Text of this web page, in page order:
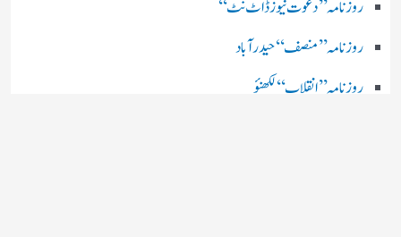
روز نامہ ’’ دعوت نیوز ڈاٹ نٹ‘‘
روزنامہ ’’ منصف‘‘ حیدر آباد
روزنامہ ’’ انقلاب‘‘ لکھنؤ